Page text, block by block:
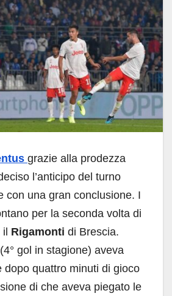
grazie alla prodezza
l’anticipo del turno
con una gran conclusione. I
per la seconda volta di
Rigamonti di Brescia.
(4° gol in stagione) aveva
dopo quattro minuti di gioco
di che aveva piegato le